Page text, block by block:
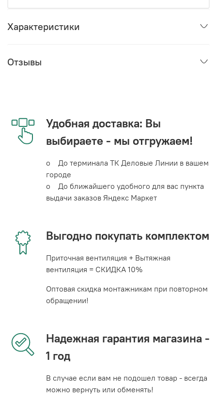
Характеристики
Отзывы
Удобная доставка: Вы
выбираете - мы отгружаем!
o До терминала ТК Деловые Линии в вашем
городе
o До ближайшего удобного для вас пункта
выдачи заказов Яндекс Маркет
Выгодно покупать комплектом
Приточная вентиляция + Вытяжная
вентиляция = СКИДКА 10%
Оптовая скидка монтажникам при повторном
обращении!
Надежная гарантия магазина -
1 год
В случае если вам не подошел товар - всегда
можно вернуть или обменять!